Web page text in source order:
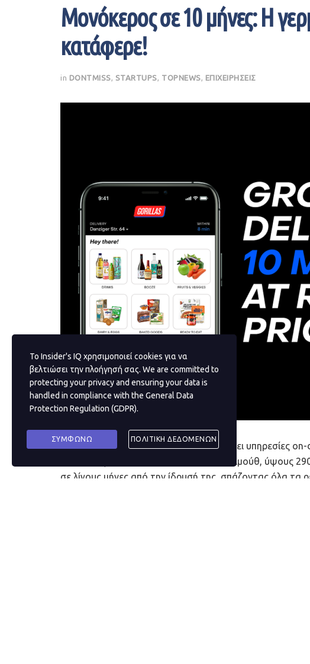
Μονόκερος σε 10 μήνες: Η
κατάφερε!
in DONTMISS STARTUPS TOPNEWS ΕΠΙΧΕΙΡΗΣΕΙΣ
Η γερμανική εταιρεία Gorillas, που παρέχει υπηρεσίες
μάρκετ, εξασφάλισε χρηματοδότηση-μαμούθ, ύψους
σε λίγους μήνες από την ίδρυσή της, σπάζοντας όλα τα
Το Insider's IQ χρησιμοποιεί cookies για να
βελτιώσει την πλοήγησή σας. We are committed to
protecting your privacy and ensuring your data is
handled in compliance with the General Data
Protection Regulation (GDPR).
ΣΥΜΦΩΝΩ ΠΟΛΙΤΙΚΗ ΔΕΔΟΜΕΝΩΝ